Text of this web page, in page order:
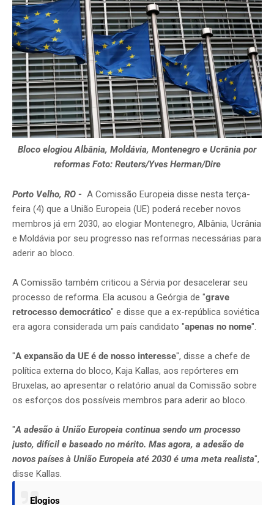
Bloco elogiou Albânia, Moldávia, Montenegro e Ucrânia por
reformas Foto: Reuters/Yves Herman/Dire
Porto Velho, RO - A Comissão Europeia disse nesta terça-
feira (4) que a União Europeia (UE) poderá receber novos
membros já em 2030, ao elogiar Montenegro, Albânia, Ucrânia
e Moldávia por seu progresso nas reformas necessárias para
aderir ao bloco.
A Comissão também criticou a Sérvia por desacelerar seu
processo de reforma. Ela acusou a Geórgia de "grave
retrocesso democrático" e disse que a ex-república soviética
era agora considerada um país candidato "apenas no nome".
"A expansão da UE é de nosso interesse", disse a chefe de
política externa do bloco, Kaja Kallas, aos repórteres em
Bruxelas, ao apresentar o relatório anual da Comissão sobre
os esforços dos possíveis membros para aderir ao bloco.
"A adesão à União Europeia continua sendo um processo
justo, difícil e baseado no mérito. Mas agora, a adesão de
novos países à União Europeia até 2030 é uma meta realista",
disse Kallas.
Elogios